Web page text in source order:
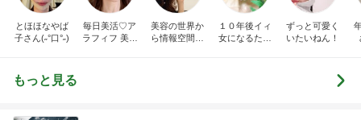
とほほなやば
子さん(˶°口°˶)
毎日美活♡ア
ラフィフ 美容
美容の世界か
ら情報空間の
１０年後イィ
女になるため
ずっと可愛く
いたいねん！
もっと見る